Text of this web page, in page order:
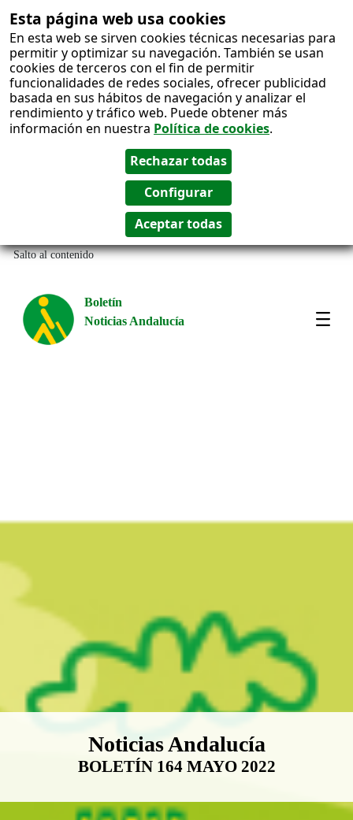
Esta página web usa cookies
En esta web se sirven cookies técnicas necesarias para
permitir y optimizar su navegación. También se usan
cookies de terceros con el fin de permitir
funcionalidades de redes sociales, ofrecer publicidad
basada en sus hábitos de navegación y analizar el
rendimiento y tráfico web. Puede obtener más
información en nuestra Política de cookies.
Salto al contenido
Boletín
Noticias Andalucía
Boletín Noticias Andalucía
Noticias Andalucía
BOLETÍN 164 MAYO 2022